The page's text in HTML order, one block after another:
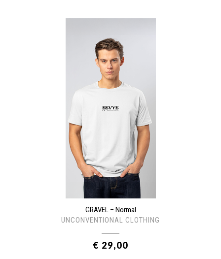
GRAVEL – Normal
UNCONVENTIONAL CLOTHING
€ 29,00